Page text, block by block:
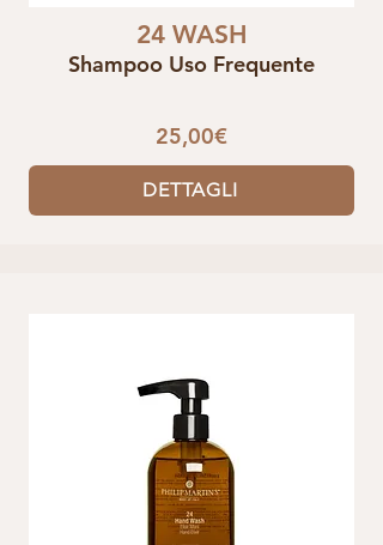
24 WASH
Shampoo Uso Frequente
25,00€
DETTAGLI